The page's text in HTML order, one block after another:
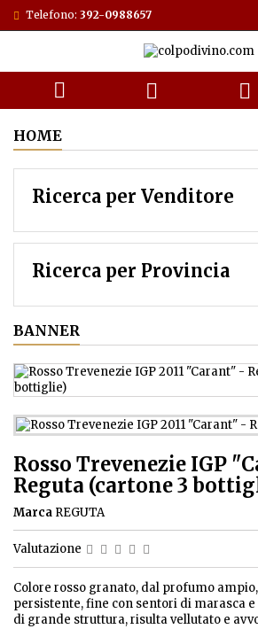
Telefono: 392-0988657
  
HOME
Ricerca per Venditore
Ricerca per Provincia
BANNER
Rosso Trevenezie IGP
Reguta (cartone 3
Marca REGUTA
Valutazione
Colore rosso granato, dal profumo
persistente, fine con sentori di marasca e
di grande struttura, risulta vellutato e